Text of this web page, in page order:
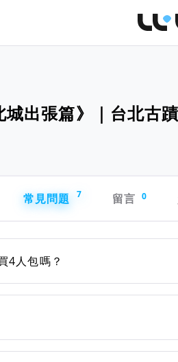
出張篇》｜台北古
常見問題 7 留言 0
4人包嗎？